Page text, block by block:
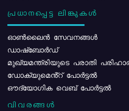
പ്രധാനപ്പെട്ട ലിങ്കുകൾ
ഓൺലൈൻ സേവനങ്ങൾ
ഡാഷ്ബോർഡ്
മുഖ്യമന്ത്രിയുടെ പരാതി
ഡോക്യുമെൻ്റ് പോർട്ടൽ
ഔദ്യോഗിക വെബ് പോർട്ടൽ
വിവരങ്ങൾ